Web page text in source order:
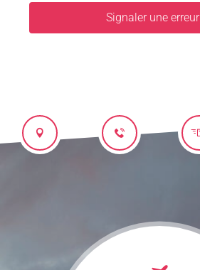
Signaler une erreur